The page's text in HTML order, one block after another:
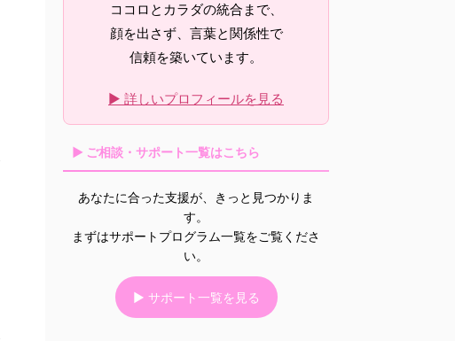
ココロとカラダの統合まで、
顔を出さず、言葉と関係性で
信頼を築いています。
▶ 詳しいプロフィールを見る
▶ ご相談・サポート一覧はこちら
あなたに合った支援が、きっと見つかりま
す。
まずはサポートプログラム一覧をご覧くださ
い。
▶ サポート一覧を見る